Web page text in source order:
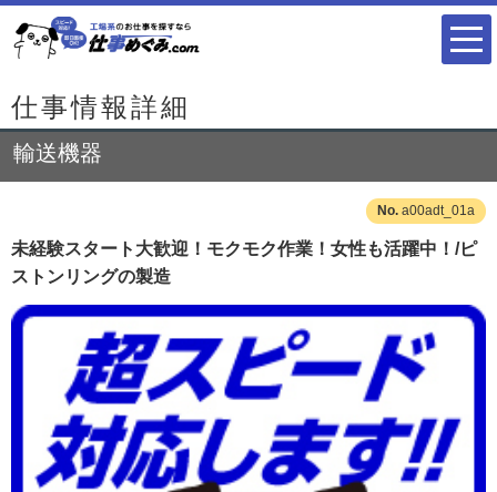
仕事情報詳細
輸送機器
a00adt_01a
未経験スタート大歓迎！モクモク作業！女性も活躍中！/ピ
ストンリングの製造